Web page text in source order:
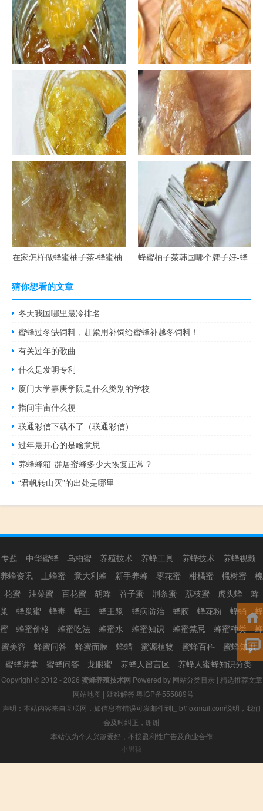
罐装蜂蜜柚子茶胖吗-蜂蜜柚子
茶喝了会发胖吗？
在家怎样做蜂蜜柚子茶-喝蜂蜜
柚子茶有哪些禁忌？
自制蜂蜜柚子茶-蜂蜜柚子茶最
容易做什么？
在家怎样做蜂蜜柚子茶-蜂蜜柚
子茶可以解酒吗？
在家怎样做蜂蜜柚子茶-蜂蜜柚
子茶能减肥吗？
蜂蜜柚子茶韩国哪个牌子好-蜂
蜜柚子茶哪个牌子最好？
猜你想看的文章
冬天我国哪里最冷排名
蜜蜂过冬缺饲料，赶紧用补饲给蜜蜂补越冬饲料！
有关过年的歌曲
什么是发明专利
厦门大学嘉庚学院是什么类别的学校
指间宇宙什么梗
联通彩信下载不了（联通彩信）
过年最开心的是啥意思
养蜂蜂箱-群居蜜蜂多少天恢复正常？
“君帆转山灭”的出处是哪里
专题 中华蜜蜂 乌桕蜜 养殖技术 养蜂工具 养蜂技术
养蜂视频
养蜂资讯
土蜂蜜 意大利蜂 新手养蜂 枣花蜜 柑橘蜜 椴树蜜
槐
花蜜
油菜蜜 百花蜜 胡蜂 苕子蜜 荆条蜜 荔枝蜜 虎头蜂
蜂
巢
蜂巢蜜 蜂毒 蜂王 蜂王浆 蜂病防治 蜂胶 蜂花粉 蜂蛹
蜂
蜜
蜂蜜价格 蜂蜜吃法 蜂蜜水 蜂蜜知识 蜂蜜禁忌 蜂蜜种类
蜂
蜜美容
蜂蜜问答 蜂蜜面膜 蜂蜡 蜜源植物 蜜蜂百科
蜜蜂知识
蜜蜂讲堂
蜜蜂问答 龙眼蜜 养蜂人留言区 养蜂人蜜蜂知识分类
Copyright © 2012 - 2026 蜜蜂养殖技术网 Powered by 网站分类目录 | 精选推荐文章
| 网站地图 | 疑难解答 粤ICP备555889号
声明：本站内容来自互联网，如信息有错误可发邮件到f_fb#foxmail.com说明，我们
会及时纠正，谢谢
本站仅为个人兴趣爱好，不接盈利性广告及商业合作
小男孩